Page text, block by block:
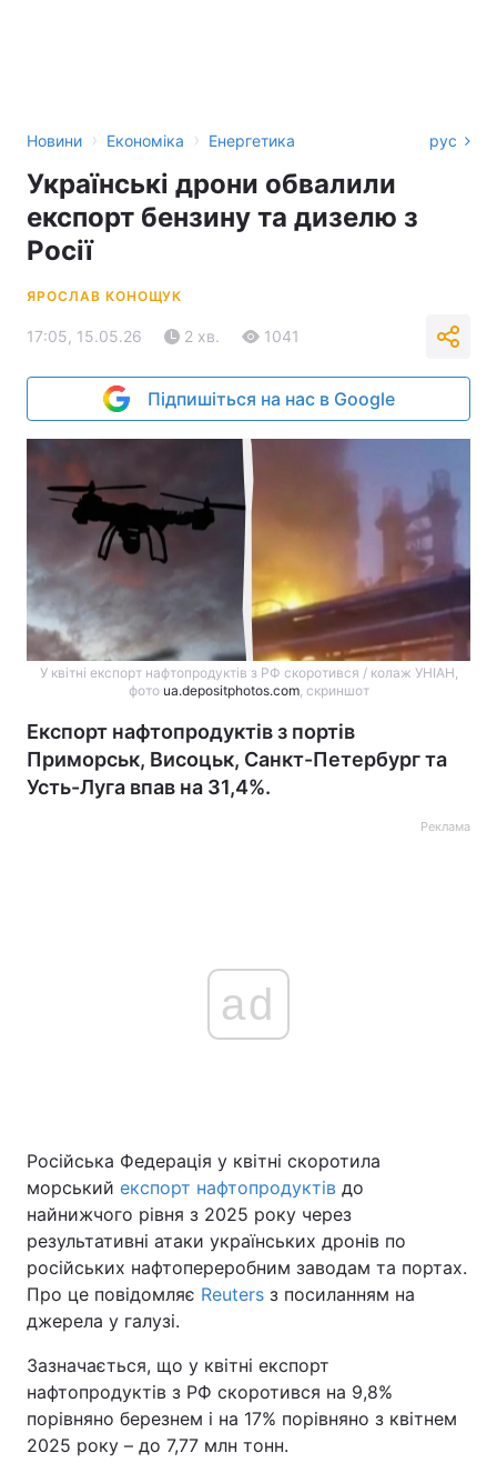
Новини › Економіка › Енергетика рус
Українські дрони обвалили
експорт бензину та дизелю з
Росії
ЯРОСЛАВ КОНОЩУК
17:05, 15.05.26 2 хв. 1041
Підпишіться на нас в Google
У квітні експорт нафтопродуктів з РФ скоротився / колаж УНІАН,
фото ua.depositphotos.com, скриншот
Експорт нафтопродуктів з портів
Приморськ, Висоцьк, Санкт-Петербург та
Усть-Луга впав на 31,4%.
Реклама
ad
Російська Федерація у квітні скоротила
морський експорт нафтопродуктів до
найнижчого рівня з 2025 року через
результативні атаки українських дронів по
російських нафтопереробним заводам та портах.
Про це повідомляє Reuters з посиланням на
джерела у галузі.
Зазначається, що у квітні експорт
нафтопродуктів з РФ скоротився на 9,8%
порівняно березнем і на 17% порівняно з квітнем
2025 року – до 7,77 млн тонн.